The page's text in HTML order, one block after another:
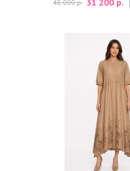
48 000 р.